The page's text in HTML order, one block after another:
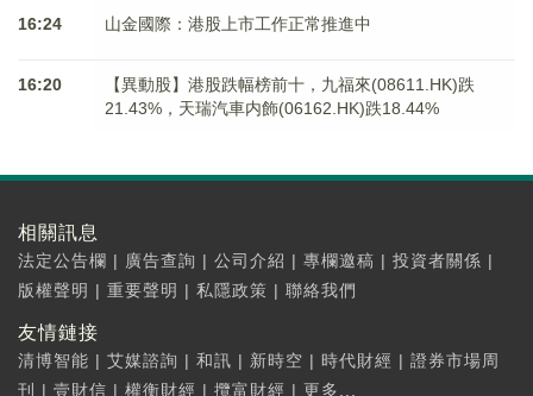
16:24 山金國際：港股上市工作正常推進中
16:20
【異動股】港股跌幅榜前十，九福來(08611.HK)跌
21.43%，天瑞汽車内飾(06162.HK)跌18.44%
相關訊息
法定公告欄 | 廣告查詢 | 公司介紹 | 專欄邀稿 | 投資者關係 |
版權聲明 | 重要聲明 | 私隱政策 | 聯絡我們
友情鏈接
清博智能 | 艾媒諮詢 | 和訊 | 新時空 | 時代財經 | 證券市場周
刊
| 壹財信 | 權衡財經 | 攬富財經 | 更多...